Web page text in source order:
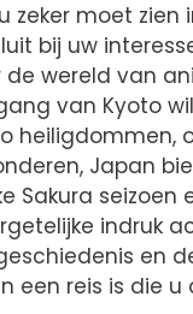
zeker moet zien
bij uw
de wereld van
van Kyoto
heiligdommen,
Japan
Sakura
indruk
en
een reis is die